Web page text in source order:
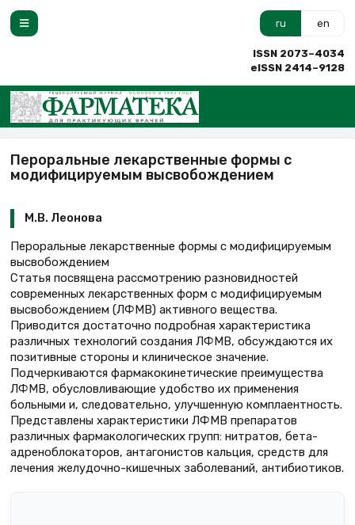
ru en
ISSN 2073–4034
eISSN 2414–9128
Пероральные лекарственные формы с
модифицируемым высвобождением
М.В. Леонова
Пероральные лекарственные формы с модифицируемым
высвобождением
Статья посвящена рассмотрению разновидностей
современных лекарственных форм с модифицируемым
высвобождением (ЛФМВ) активного вещества.
Приводится достаточно подробная характеристика
различных технологий создания ЛФМВ, обсуждаются их
позитивные стороны и клиническое значение.
Подчеркиваются фармакокинетические преимущества
ЛФМВ, обусловливающие удобство их применения
больными и, следовательно, улучшенную комплаентность.
Представлены характеристики ЛФМВ препаратов
различных фармакологических групп: нитратов, бета-
адреноблокаторов, антагонистов кальция, средств для
лечения желудочно-кишечных заболеваний, антибиотиков.